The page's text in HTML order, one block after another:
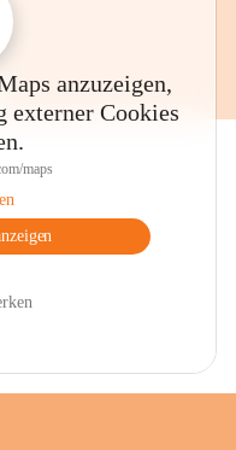
anzuzeigen,
externer Cookies
maps